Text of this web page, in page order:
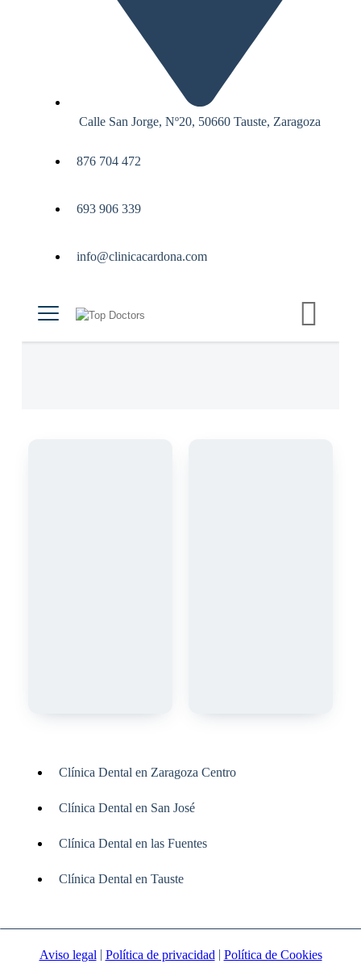
Calle San Jorge, Nº20, 50660 Tauste, Zaragoza
876 704 472
693 906 339
info@clinicacardona.com
Clínica Dental en Zaragoza Centro
Clínica Dental en San José
Clínica Dental en las Fuentes
Clínica Dental en Tauste
Aviso legal | Política de privacidad | Política de Cookies